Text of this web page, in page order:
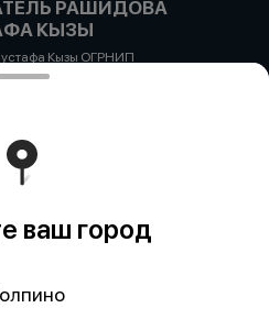
РАШИДОВА
КЫЗЫ
Кызы ОГРНИП
Российская
ядре
ваш город